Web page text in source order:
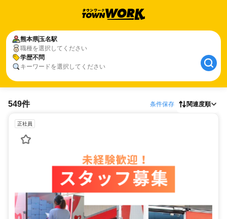
熊本県玉名駅
職種を選択してください
学歴不問
キーワードを選択してください
549件 条件保存 関連度順
正社員